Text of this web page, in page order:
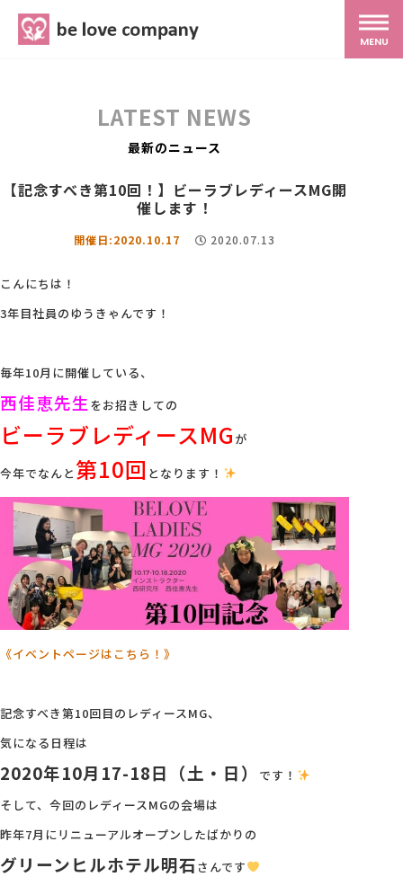
MENU
スタッフ紹介
最新ブログ
会社概要
アクセス
採用情報
お問い合わせ
LATEST NEWS
最新のニュース
【記念すべき第10回！】ビーラブレディースMG開
催します！
開催日:2020.10.17 2020.07.13
こんにちは！
3年目社員のゆうきゃんです！
毎年10月に開催している、
西佳恵先生 をお招きしての
ビーラブレディースMG が
今年でなんと第10回 となります！
《イベントページはこちら！》
記念すべき第10回目のレディースMG、
気になる日程は
2020年10月17-18日（土・日）
です！
そして、今回のレディースMGの会場は
昨年7月にリニューアルオープンしたばかりの
グリーンヒルホテル明石さんです